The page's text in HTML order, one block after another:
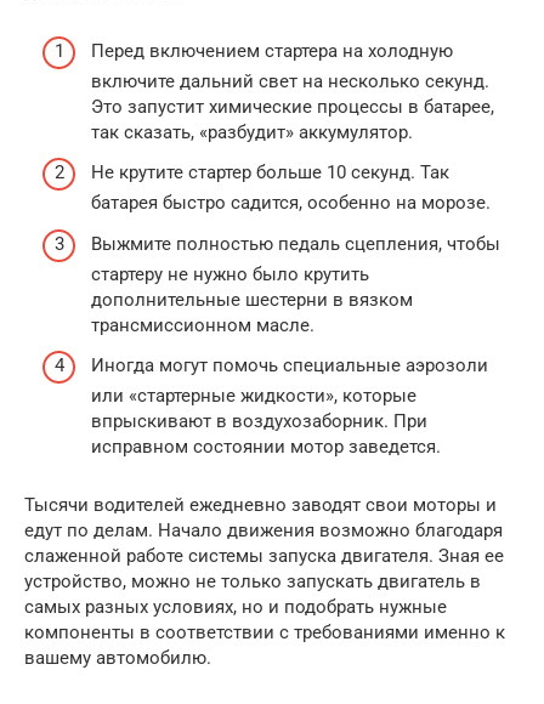
Перед включением стартера на холодную
включите дальний свет на несколько секунд.
Это запустит химические процессы в батарее,
так сказать, «разбудит» аккумулятор.
Не крутите стартер больше 10 секунд. Так
батарея быстро садится, особенно на морозе.
Выжмите полностью педаль сцепления, чтобы
стартеру не нужно было крутить
дополнительные шестерни в вязком
трансмиссионном масле.
Иногда могут помочь специальные аэрозоли
или «стартерные жидкости», которые
впрыскивают в воздухозаборник. При
исправном состоянии мотор заведется.
Тысячи водителей ежедневно заводят свои моторы и
едут по делам. Начало движения возможно благодаря
слаженной работе системы запуска двигателя. Зная ее
устройство, можно не только запускать двигатель в
самых разных условиях, но и подобрать нужные
компоненты в соответствии с требованиями именно к
вашему автомобилю.